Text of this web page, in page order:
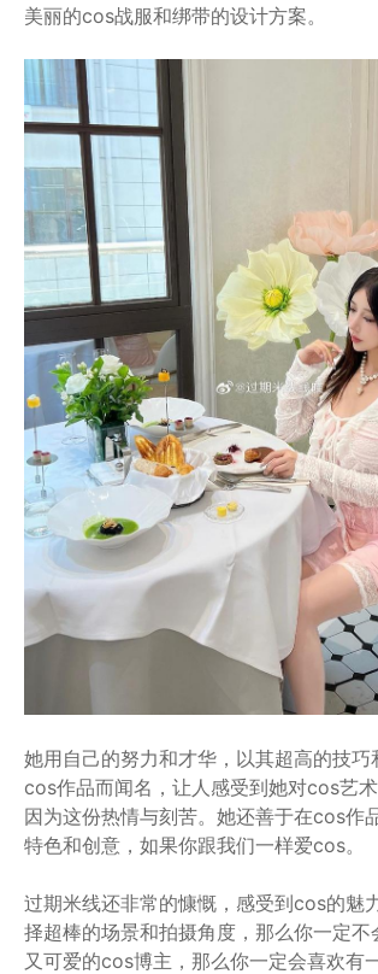
美丽的cos战服和绑带的设计方案。
她用自己的努力和才华，以其超高的技巧
cos作品而闻名，让人感受到她对cos艺术
因为这份热情与刻苦。她还善于在cos作
特色和创意，如果你跟我们一样爱cos。
过期米线还非常的慷慨，感受到cos的魅
择超棒的场景和拍摄角度，那么你一定不
又可爱的cos博主，那么你一定会喜欢有